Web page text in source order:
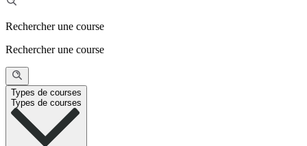
Rechercher une course
Rechercher une course
Types de courses
Types de courses